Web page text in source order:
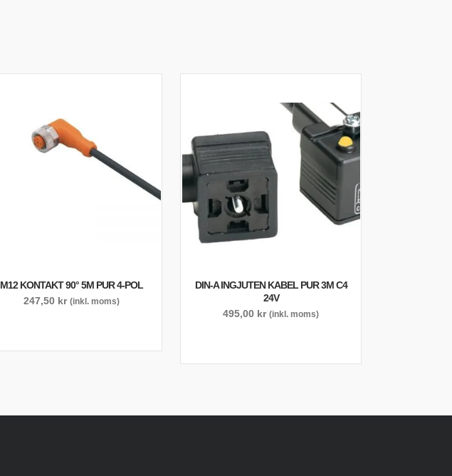
M12 KONTAKT 90° 5M PUR 4-POL
247,50 kr (inkl. moms)
DIN-A INGJUTEN KABEL PUR 3M C4
24V
495,00 kr (inkl. moms)